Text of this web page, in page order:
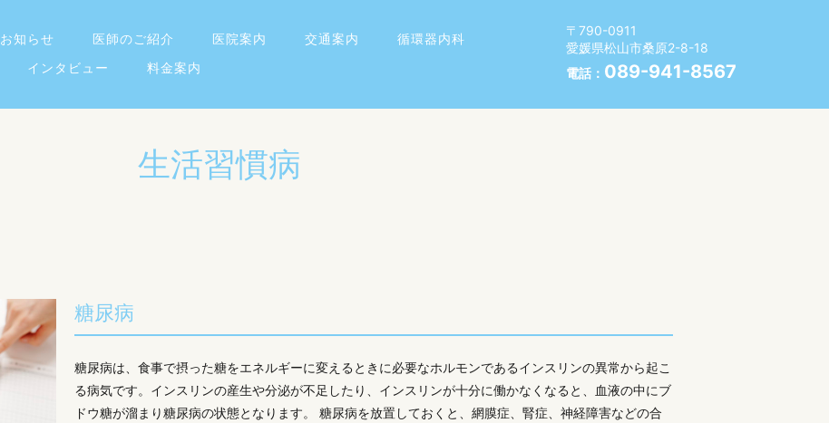
お知らせ 医師のご紹介 医院案内 交通案内
循環器内科
インタビュー 料金案内
〒790-0911
愛媛県松山市桑原2-8-18
電話： 089-941-8567
生活習慣病
糖尿病
糖尿病は、食事で摂った糖をエネルギーに変えるときに必要なホルモンであるインスリンの異常から起こ
る病気です。インスリンの産生や分泌が不足したり、インスリンが十分に働かなくなると、血液の中にブ
ドウ糖が溜まり糖尿病の状態となります。 糖尿病を放置しておくと、網膜症、腎症、神経障害などの合